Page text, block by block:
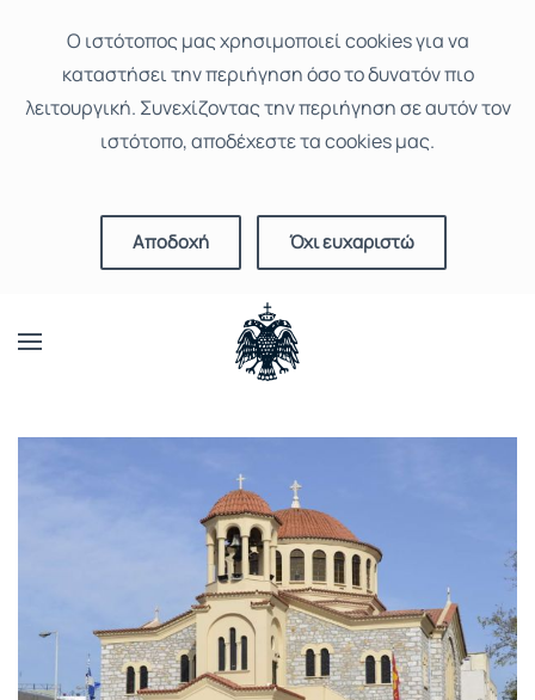
Ο ιστότοπoς μας χρησιμοποιεί cookies για να
καταστήσει την περιήγηση όσο το δυνατόν πιο
λειτουργική. Συνεχίζοντας την περιήγηση σε αυτόν τον
ιστότοπο, αποδέχεστε τα cookies μας.
Αποδοχή Όχι ευχαριστώ